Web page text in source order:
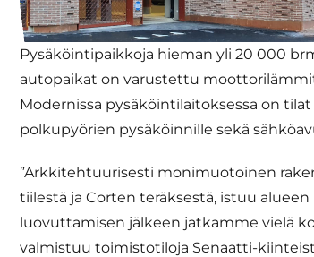
Pysäköintipaikkoja hieman yli 20 000
autopaikat on varustettu
Modernissa pysäköintilaitoksessa on
polkupyörien pysäköinnille sekä
”Arkkitehtuurisesti monimuotoinen
tiilestä ja Corten teräksestä, istuu
luovuttamisen jälkeen jatkamme vielä
valmistuu toimistotiloja Senaatti-